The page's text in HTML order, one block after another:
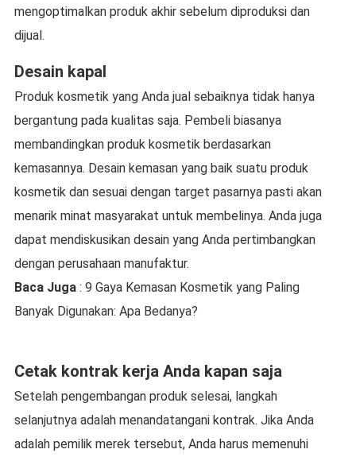
mengoptimalkan produk akhir sebelum diproduksi dan
dijual.
Desain kapal
Produk kosmetik yang Anda jual sebaiknya tidak hanya
bergantung pada kualitas saja. Pembeli biasanya
membandingkan produk kosmetik berdasarkan
kemasannya. Desain kemasan yang baik suatu produk
kosmetik dan sesuai dengan target pasarnya pasti akan
menarik minat masyarakat untuk membelinya. Anda juga
dapat mendiskusikan desain yang Anda pertimbangkan
dengan perusahaan manufaktur.
Baca Juga: 9 Gaya Kemasan Kosmetik yang Paling
Banyak Digunakan: Apa Bedanya?
Cetak kontrak kerja Anda kapan saja
Setelah pengembangan produk selesai, langkah
selanjutnya adalah menandatangani kontrak. Jika Anda
adalah pemilik merek tersebut, Anda harus memenuhi